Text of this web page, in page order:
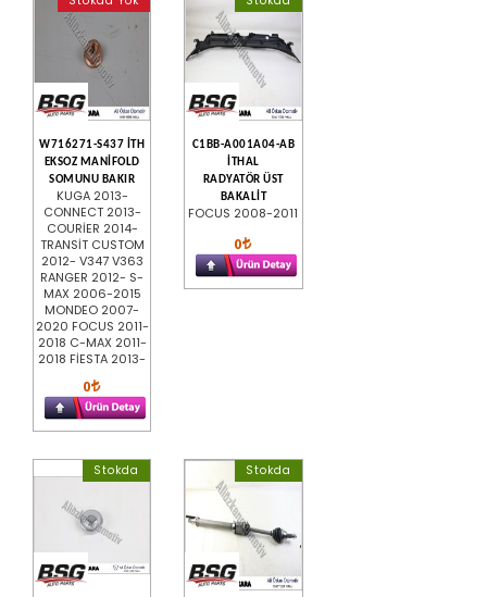
W716271-S437 İTH
EKSOZ MANİFOLD
SOMUNU BAKIR
KUGA 2013-
CONNECT 2013-
COURİER 2014-
TRANSİT CUSTOM
2012- V347 V363
RANGER 2012- S-
MAX 2006-2015
MONDEO 2007-
2020 FOCUS 2011-
2018 C-MAX 2011-
2018 FİESTA 2013-
0
C1BB-A001A04-AB
İTHAL
RADYATÖR ÜST
BAKALİT
FOCUS 2008-2011
0
Stokda Stokda